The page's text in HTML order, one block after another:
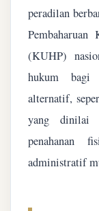
peradilan
(KUHP)
hukum bagi
alternatif,
yang dinilai
penahanan
administratif